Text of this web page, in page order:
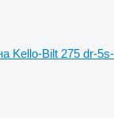
Kello-Bilt 275 dr-5s-